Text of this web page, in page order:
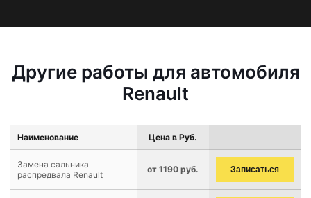
Другие работы для автомобиля
Renault
Наименование Цена в Руб.
Замена сальника
распредвала Renault
от 1190 руб. Записаться